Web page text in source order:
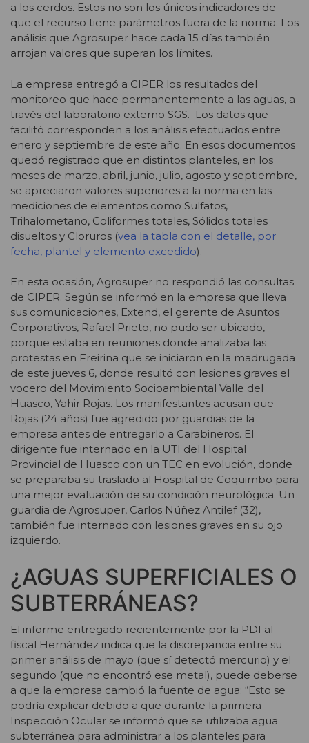
a los cerdos. Estos no son los únicos indicadores de
que el recurso tiene parámetros fuera de la norma. Los
análisis que Agrosuper hace cada 15 días también
arrojan valores que superan los límites.
La empresa entregó a CIPER los resultados del
monitoreo que hace permanentemente a las aguas, a
través del laboratorio externo SGS. Los datos que
facilitó corresponden a los análisis efectuados entre
enero y septiembre de este año. En esos documentos
quedó registrado que en distintos planteles, en los
meses de marzo, abril, junio, julio, agosto y septiembre,
se apreciaron valores superiores a la norma en las
mediciones de elementos como Sulfatos,
Trihalometano, Coliformes totales, Sólidos totales
disueltos y Cloruros (vea la tabla con el detalle, por
fecha, plantel y elemento excedido).
En esta ocasión, Agrosuper no respondió las consultas
de CIPER. Según se informó en la empresa que lleva
sus comunicaciones, Extend, el gerente de Asuntos
Corporativos, Rafael Prieto, no pudo ser ubicado,
porque estaba en reuniones donde analizaba las
protestas en Freirina que se iniciaron en la madrugada
de este jueves 6, donde resultó con lesiones graves el
vocero del Movimiento Socioambiental Valle del
Huasco, Yahir Rojas. Los manifestantes acusan que
Rojas (24 años) fue agredido por guardias de la
empresa antes de entregarlo a Carabineros. El
dirigente fue internado en la UTI del Hospital
Provincial de Huasco con un TEC en evolución, donde
se preparaba su traslado al Hospital de Coquimbo para
una mejor evaluación de su condición neurológica. Un
guardia de Agrosuper, Carlos Núñez Antilef (32),
también fue internado con lesiones graves en su ojo
izquierdo.
¿AGUAS SUPERFICIALES O
SUBTERRÁNEAS?
El informe entregado recientemente por la PDI al
fiscal Hernández indica que la discrepancia entre su
primer análisis de mayo (que sí detectó mercurio) y el
segundo (que no encontró ese metal), puede deberse
a que la empresa cambió la fuente de agua: “Esto se
podría explicar debido a que durante la primera
Inspección Ocular se informó que se utilizaba agua
subterránea para administrar a los planteles para